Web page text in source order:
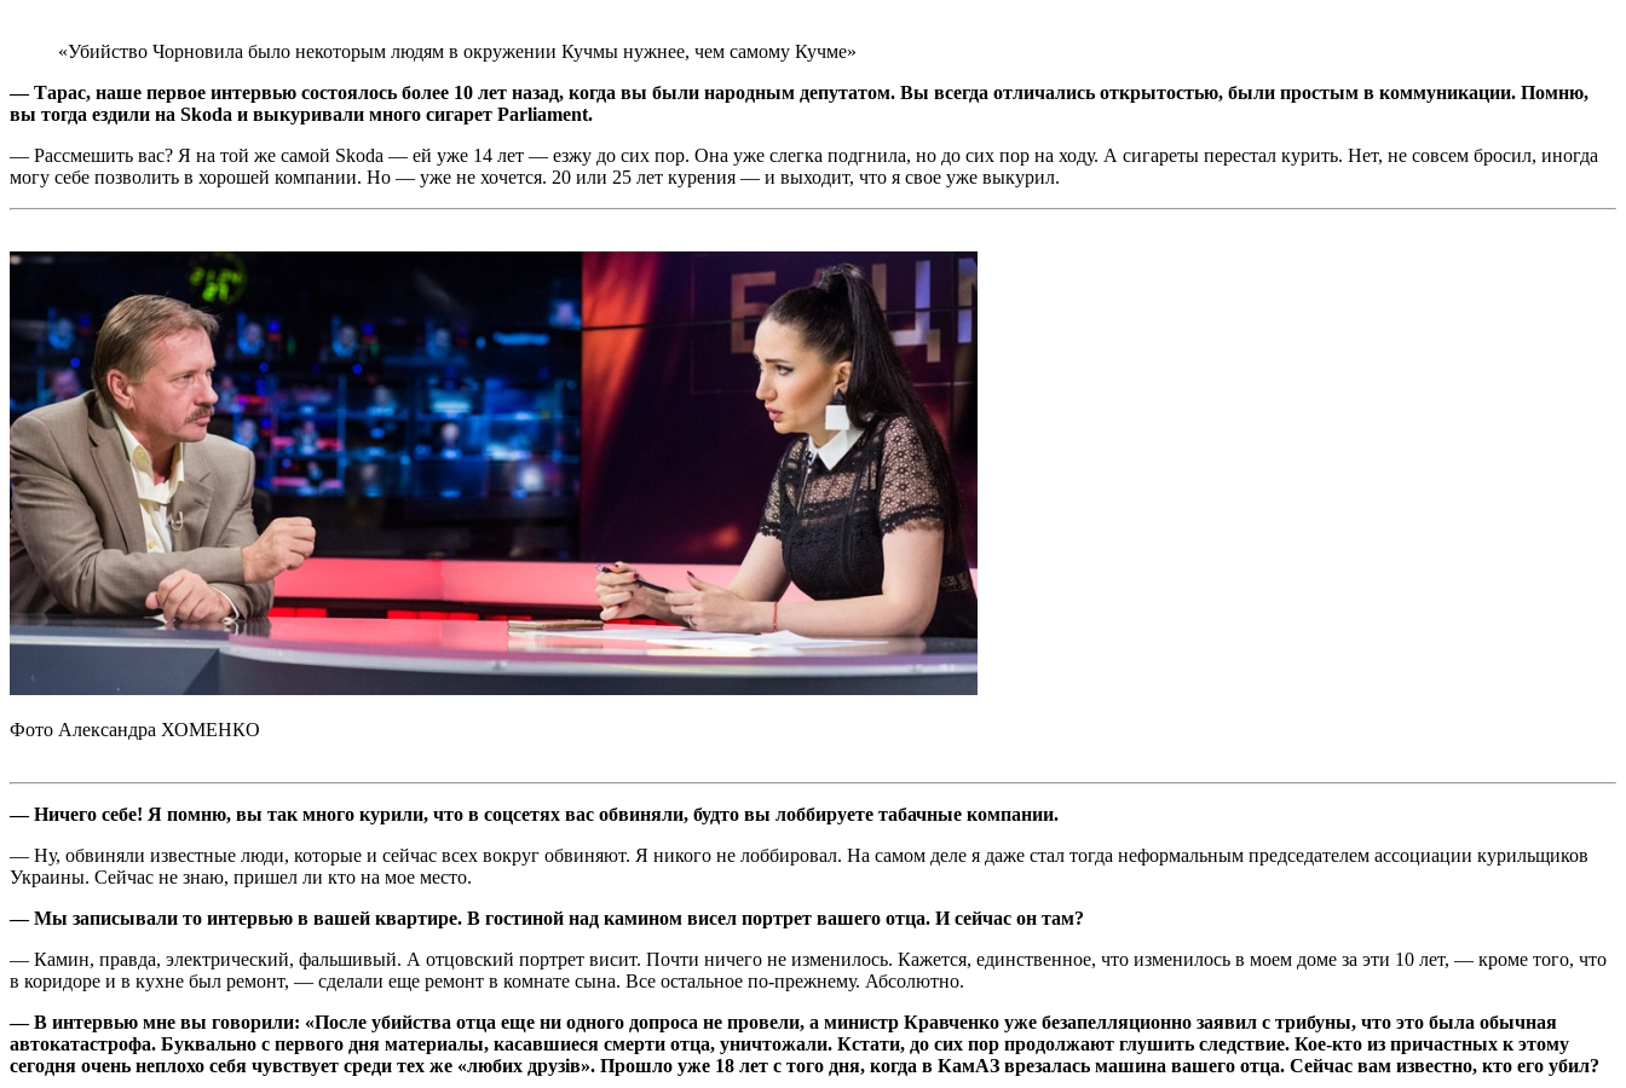
«Убийство Чорновила было некоторым людям в окружении Кучмы нужнее, чем самому Кучме»
— Тарас, наше первое интервью состоялось более 10 лет назад, когда вы были народным депутатом. Вы всегда отличались открытостью, были простым в коммуникации. Помню,
вы тогда ездили на Skoda и выкуривали много сигарет Parliament.
— Рассмешить вас? Я на той же самой Skoda — ей уже 14 лет — езжу до сих пор. Она уже слегка подгнила, но до сих пор на ходу. А сигареты перестал курить. Нет, не совсем бросил, иногда
могу себе позволить в хорошей компании. Но — уже не хочется. 20 или 25 лет курения — и выходит, что я свое уже выкурил.
Фото Александра ХОМЕНКО
— Ничего себе! Я помню, вы так много курили, что в соцсетях вас обвиняли, будто вы лоббируете табачные компании.
— Ну, обвиняли известные люди, которые и сейчас всех вокруг обвиняют. Я никого не лоббировал. На самом деле я даже стал тогда неформальным председателем ассоциации курильщиков
Украины. Сейчас не знаю, пришел ли кто на мое мес­то.
— Мы записывали то интервью в вашей квартире. В гостиной над камином висел портрет вашего отца. И сейчас он там?
— Камин, правда, электрический, фальшивый. А отцовский портрет висит. Почти ничего не изменилось. Кажется, единст­венное, что изменилось в моем доме за эти 10 лет, — кроме того, что
в коридоре и в кухне был ремонт, — сделали еще ремонт в комнате сына. Все остальное по-прежнему. Абсолютно.
— В интервью мне вы говорили: «После убийства отца еще ни одного допроса не провели, а министр Кравченко уже безапелляционно заявил с трибуны, что это была обычная
автокатастрофа. Буквально с первого дня материалы, касавшиеся смерти отца, уничтожали. Кстати, до сих пор продолжают глушить следствие. Кое-кто из причастных к этому
сегодня очень неплохо себя чувствует среди тех же «любих друзів». Прошло уже 18 лет с того дня, когда в КамАЗ врезалась машина вашего отца. Сейчас вам известно, кто его убил?